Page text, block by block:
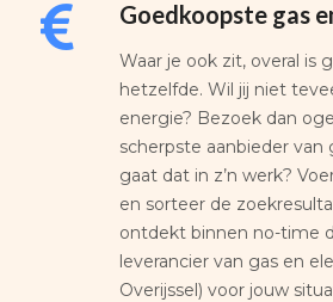
Goedkoopste gas
Waar je ook zit, overal is
hetzelfde. Wil jij niet
energie? Bezoek dan
scherpste aanbieder van
gaat dat in z’n werk?
en sorteer de
ontdekt binnen no-time
leverancier van gas en
Overijssel) voor jouw